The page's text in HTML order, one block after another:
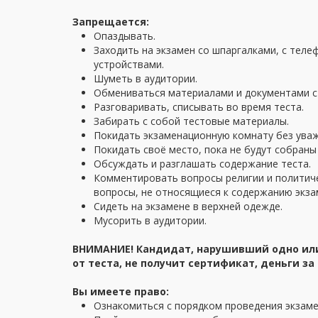
Запрещается:
Опаздывать.
Заходить на экзамен со шпаргалками, с
устройствами.
Шуметь в аудитории.
Обмениваться материалами и документами
Разговаривать, списывать во время теста.
Забирать с собой тестовые материалы.
Покидать экзаменационную комнату без
Покидать своё место, пока не будут
Обсуждать и разглашать содержание теста.
Комментировать вопросы религии и
вопросы, не относящиеся к содержанию
Сидеть на экзамене в верхней одежде.
Мусорить в аудитории.
ВНИМАНИЕ! Кандидат, нарушивший одно
от теста, не получит сертификат, деньги
Вы имеете право:
Ознакомиться с порядком проведения